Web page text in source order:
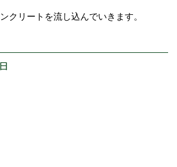
クリートを流し込んでいきます。